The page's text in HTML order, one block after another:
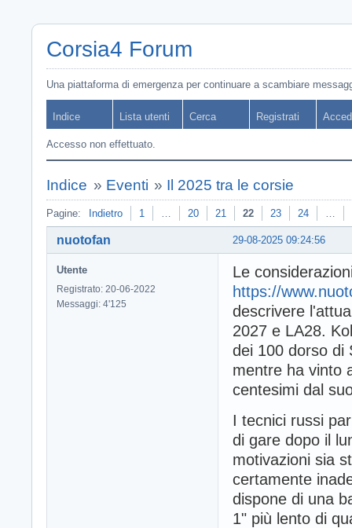
Corsia4 Forum
Una piattaforma di emergenza per continuare a scambiare
Indice Lista utenti Cerca Registrati
Accesso non effettuato.
Indice » Eventi » Il 2025 tra le corsie
Pagine: Indietro 1 … 20 21 22 23 24 …
29-08-2025 09:24:56
nuotofan
Utente
Registrato: 20-06-2022
Messaggi: 4'125
Le
https://
descrivere
2027 e LA28.
dei 100 dorso di
mentre ha vinto
centesimi dal
I tecnici russi
di gare dopo il
motivazioni sia
certamente
dispone di una
1" più lento di